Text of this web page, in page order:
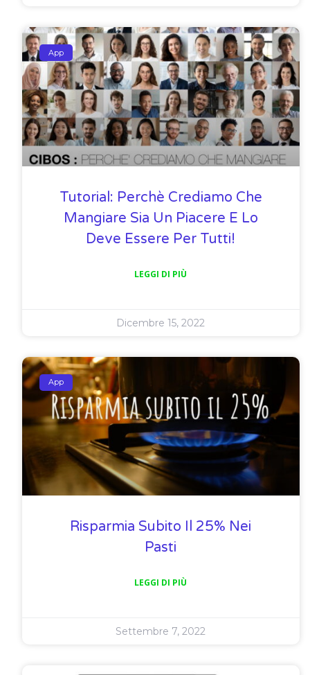
App
Tutorial: Perchè Crediamo Che
Mangiare Sia Un Piacere E Lo
Deve Essere Per Tutti!
LEGGI DI PIÙ
Dicembre 15, 2022
App
Risparmia Subito Il 25% Nei
Pasti
LEGGI DI PIÙ
Settembre 7, 2022